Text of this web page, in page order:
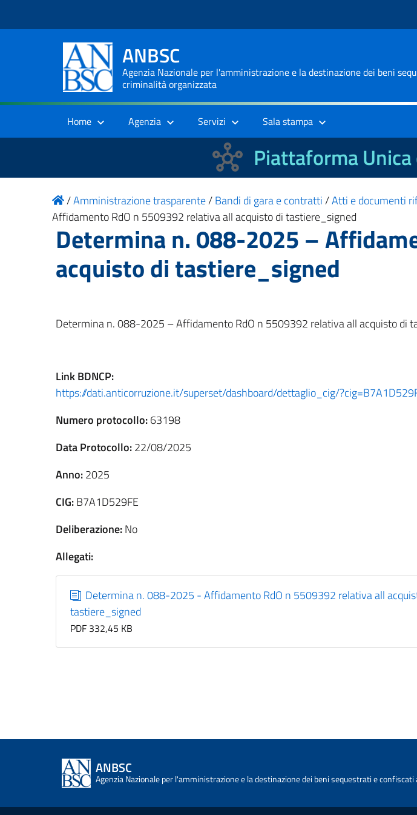
ANBSC
Agenzia Nazionale per l'amministrazione e la destinazione dei beni
criminalità organizzata
Home Agenzia Servizi Sala stampa
Piattaforma
/Amministrazione trasparente/Bandi di gara e contratti/Atti e documenti
Affidamento RdO n 5509392 relativa all acquisto di tastiere_signed
Determina n. 088-2025 –
acquisto di tastiere_signed
Determina n. 088-2025 – Affidamento RdO n 5509392 relativa all acquisto di
LinkBDNCP:
https://dati.anticorruzione.it/superset/dashboard/dettaglio_cig/
Numero protocollo:63198
Data Protocollo:22/08/2025
Anno:2025
CIG:B7A1D529FE
Deliberazione:No
Allegati:
Determina n. 088-2025 - Affidamento RdO n 5509392 relativa all
tastiere_signed
PDF 332,45 KB
ANBSC
Agenzia Nazionale per l'amministrazione e la destinazione dei beni sequestrati e